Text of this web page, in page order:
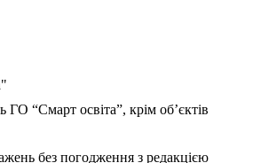
“Смарт освіта”, крім об’єктів
без погодження з редакцією